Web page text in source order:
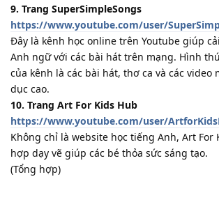
9. Trang SuperSimpleSongs
https://www.youtube.com/user/
Đây là kênh học online trên Youtube giúp
Anh ngữ với các bài hát trên mạng. Hình
của kênh là các bài hát, thơ ca và các video
dục cao.
10. Trang Art For Kids Hub
https://www.youtube.com/user/
Không chỉ là website học tiếng Anh, Art For
hợp dạy vẽ giúp các bé thỏa sức sáng tạo.
(Tổng hợp)